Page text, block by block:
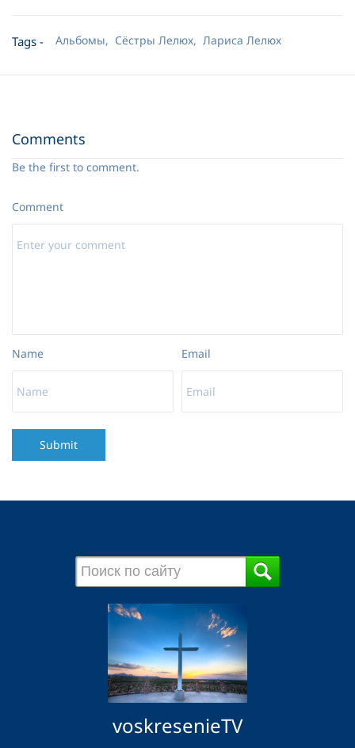
Tags - Альбомы, Сёстры Лелюх, Лариса Лелюх
Comments
Be the first to comment.
Comment
Name Email
Submit
voskresenieTV